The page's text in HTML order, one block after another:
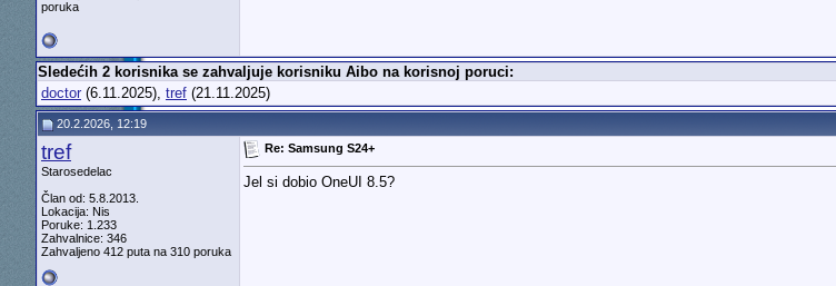
poruka
Sledećih 2 korisnika se zahvaljuje korisniku Aibo na korisnoj poruci:
doctor(6.11.2025), tref(21.11.2025)
20.2.2026, 12:19
tref
Starosedelac
Član od: 5.8.2013.
Lokacija: Nis
Poruke: 1.233
Zahvalnice: 346
Zahvaljeno 412 puta na 310 poruka
Re: Samsung S24+
Jel si dobio OneUI 8.5?